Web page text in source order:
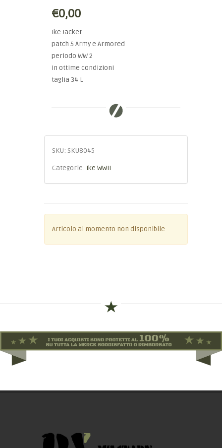
€0,00
Ike Jacket
patch 5 Army e Armored
periodo WW 2
in ottime condizioni
taglia 34 L
SKU: SKU8045
Categorie: Ike WWII
Articolo al momento non disponibile